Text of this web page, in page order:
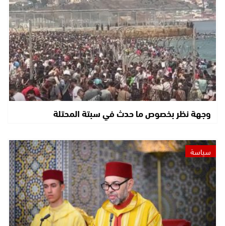
وجهة نظر بخصوص ما حدث في سبتة المحتلة
سياسة